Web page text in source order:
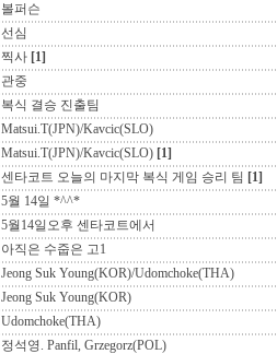
볼퍼슨
선심
찍사 [1]
관중
복식 결승 진출팀
Matsui.T(JPN)/Kavcic(SLO)
Matsui.T(JPN)/Kavcic(SLO) [1]
센타코트 오늘의 마지막 복식 게임 승리 팀 [1]
5월 14일 *^^*
5월14일오후 센타코트에서
아직은 수줍은 고1
Jeong Suk Young(KOR)/Udomchoke(THA)
Jeong Suk Young(KOR)
Udomchoke(THA)
정석영. Panfil, Grzegorz(POL)